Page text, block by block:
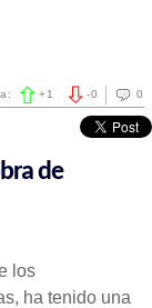
0
-0
+1
de
los
ha tenido una